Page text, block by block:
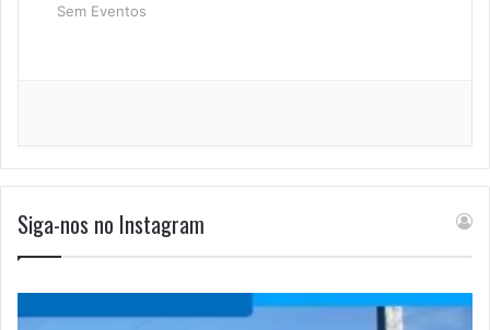
Sem Eventos
Siga-nos no Instagram